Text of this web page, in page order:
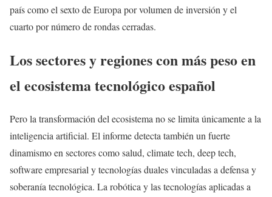
país como el sexto de Europa por volumen de inversión y el
cuarto por número de rondas cerradas.
Los sectores y regiones con más peso en
el ecosistema tecnológico español
Pero la transformación del ecosistema no se limita únicamente a la
inteligencia artificial. El informe detecta también un fuerte
dinamismo en sectores como salud, climate tech, deep tech,
software empresarial y tecnologías duales vinculadas a defensa y
soberanía tecnológica. La robótica y las tecnologías aplicadas a